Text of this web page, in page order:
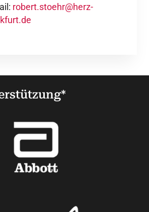
robert.stoehr@herz-